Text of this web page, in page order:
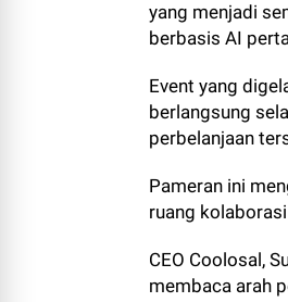
yang menjadi
berbasis AI
Event yang
berlangsung
perbelanjaan
Pameran ini
ruang
CEO Coolosal,
membaca arah